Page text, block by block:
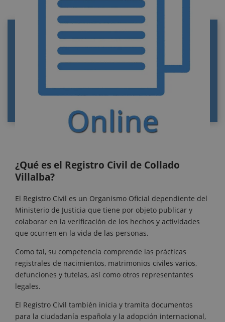
REGISTRO CIVIL DE COLLADO VILLALBA
Información de contacto del Registro civil de
Collado Villalba. Funciones y trámites. Portal
documentos oficiales
¿Qué es el Registro Civil de Collado
Villalba?
El Registro Civil es un Organismo Oficial dependiente del
Ministerio de Justicia que tiene por objeto publicar y
colaborar en la verificación de los hechos y actividades
que ocurren en la vida de las personas.
Como tal, su competencia comprende las prácticas
registrales de nacimientos, matrimonios civiles varios,
defunciones y tutelas, así como otros representantes
legales.
El Registro Civil también inicia y tramita documentos
para la ciudadanía española y la adopción internacional,